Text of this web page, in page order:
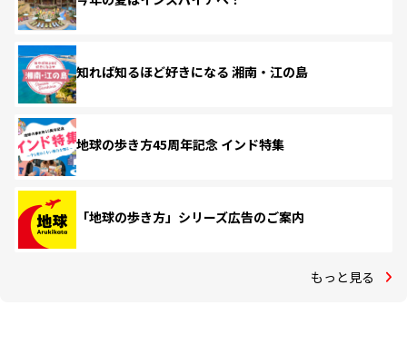
知れば知るほど好きになる 湘南・江の島
地球の歩き方45周年記念 インド特集
「地球の歩き方」シリーズ広告のご案内
もっと見る